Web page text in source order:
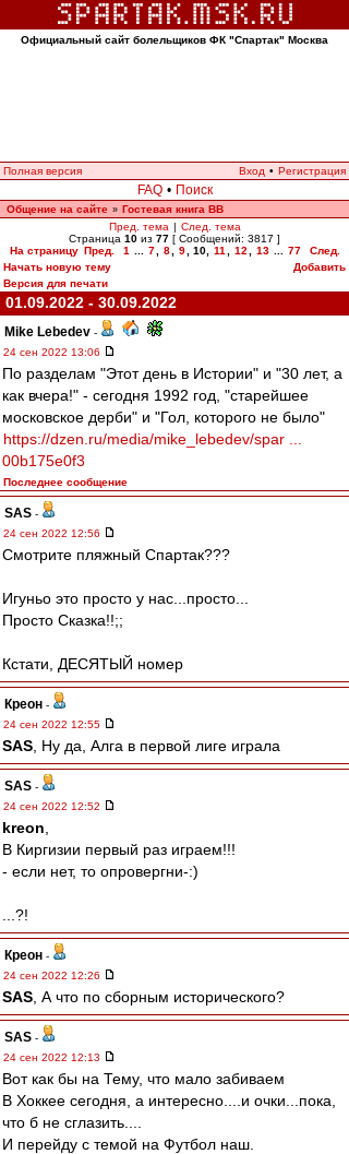
Официальный сайт болельщиков ФК "Спартак" Москва
Полная версия Вход • Регистрация
FAQ • Поиск
Общение на сайте » Гостевая книга ВВ
Пред. тема | След. тема
Страница 10 из 77 [ Сообщений: 3817 ]
На страницу Пред. 1 7 8 9 10, 11 12 13 77
След.
Начать новую тему
Добавить
Версия для печати
01.09.2022 - 30.09.2022
Mike Lebedev -
24 сен 2022 13:06
По разделам "Этот день в Истории" и "30 лет, а
как вчера!" - сегодня 1992 год, "старейшее
московское дерби" и "Гол, которого не было"
https://dzen.ru/media/mike_lebedev/spar ...
00b175e0f3
Последнее сообщение
SAS -
24 сен 2022 12:56
Смотрите пляжный Спартак???
Игуньо это просто у нас...просто...
Просто Сказка!!;;
Кстати, ДЕСЯТЫЙ номер
Креон -
24 сен 2022 12:55
SAS , Ну да, Алга в первой лиге играла
SAS -
24 сен 2022 12:52
kreon
В Киргизии первый раз играем!!!
- если нет, то опровергни-:)
...?!
Креон -
24 сен 2022 12:26
SAS , А что по сборным исторического?
SAS -
24 сен 2022 12:13
Вот как бы на Тему, что мало забиваем
В Хоккее сегодня, а интересно....и очки...пока,
что б не сглазить....
И перейду с темой на Футбол наш.